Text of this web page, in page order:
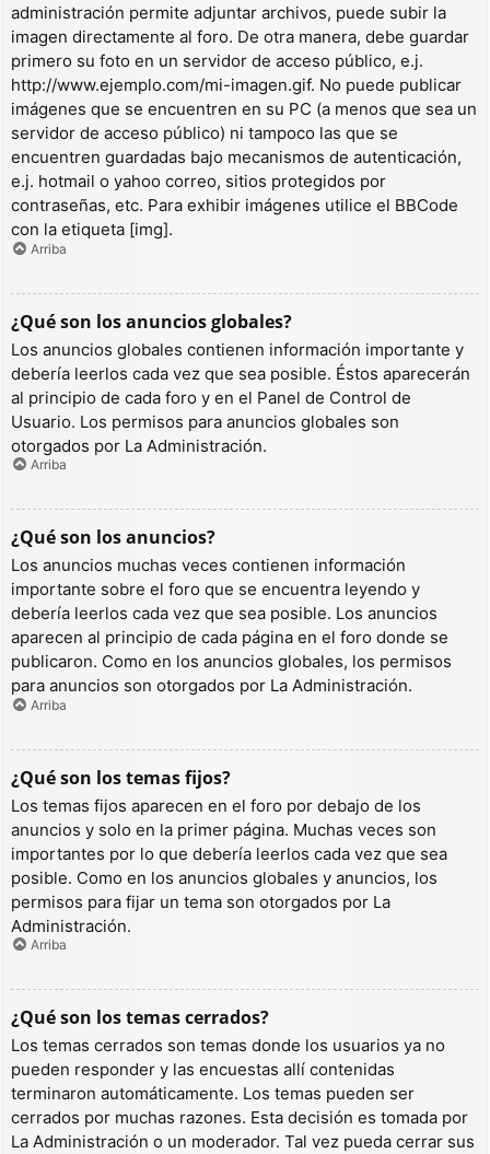
administración permite adjuntar archivos, puede subir la
imagen directamente al foro. De otra manera, debe guardar
primero su foto en un servidor de acceso público, e.j.
http://www.ejemplo.com/mi-imagen.gif. No puede publicar
imágenes que se encuentren en su PC (a menos que sea un
servidor de acceso público) ni tampoco las que se
encuentren guardadas bajo mecanismos de autenticación,
e.j. hotmail o yahoo correo, sitios protegidos por
contraseñas, etc. Para exhibir imágenes utilice el BBCode
con la etiqueta [img].
Arriba
¿Qué son los anuncios globales?
Los anuncios globales contienen información importante y
debería leerlos cada vez que sea posible. Éstos aparecerán
al principio de cada foro y en el Panel de Control de
Usuario. Los permisos para anuncios globales son
otorgados por La Administración.
Arriba
¿Qué son los anuncios?
Los anuncios muchas veces contienen información
importante sobre el foro que se encuentra leyendo y
debería leerlos cada vez que sea posible. Los anuncios
aparecen al principio de cada página en el foro donde se
publicaron. Como en los anuncios globales, los permisos
para anuncios son otorgados por La Administración.
Arriba
¿Qué son los temas fijos?
Los temas fijos aparecen en el foro por debajo de los
anuncios y solo en la primer página. Muchas veces son
importantes por lo que debería leerlos cada vez que sea
posible. Como en los anuncios globales y anuncios, los
permisos para fijar un tema son otorgados por La
Administración.
Arriba
¿Qué son los temas cerrados?
Los temas cerrados son temas donde los usuarios ya no
pueden responder y las encuestas allí contenidas
terminaron automáticamente. Los temas pueden ser
cerrados por muchas razones. Esta decisión es tomada por
La Administración o un moderador. Tal vez pueda cerrar sus